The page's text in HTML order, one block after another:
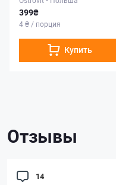
399₴
4 ₴ / порция
Купить
Отзывы
14